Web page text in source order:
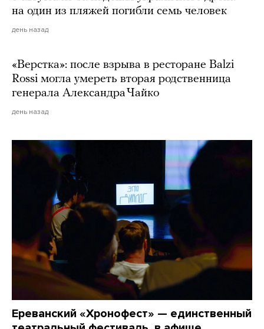
на один из пляжей погибли семь человек
день назад
«Верстка»: после взрыва в ресторане Balzi
Rossi могла умереть вторая родственница
генерала Александра Чайко
день назад
Ереванский «Хронофест» — единственный